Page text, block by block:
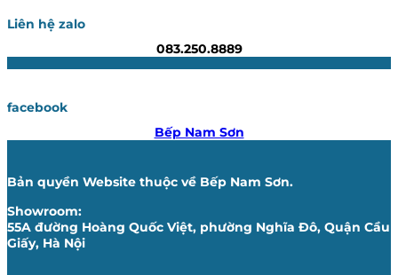
Liên hệ zalo
083.250.8889
facebook
Bếp Nam Sơn
Bản quyền Website thuộc về Bếp Nam Sơn.
Showroom:
55A đường Hoàng Quốc Việt, phường Nghĩa Đô, Quận Cầu
Giấy, Hà Nội